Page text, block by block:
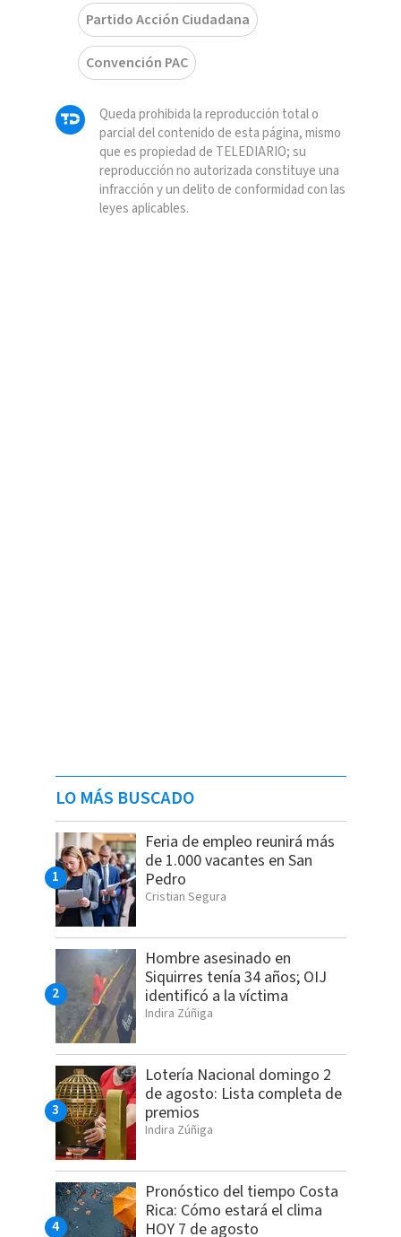
Partido Acción Ciudadana
Convención PAC
Queda prohibida la reproducción total o
parcial del contenido de esta página, mismo
que es propiedad de TELEDIARIO; su
reproducción no autorizada constituye una
infracción y un delito de conformidad con las
leyes aplicables.
LO MÁS BUSCADO
Feria de empleo reunirá más
de 1.000 vacantes en San
Pedro
Cristian Segura
Hombre asesinado en
Siquirres tenía 34 años; OIJ
identificó a la víctima
Indira Zúñiga
Lotería Nacional domingo 2
de agosto: Lista completa de
premios
Indira Zúñiga
Pronóstico del tiempo Costa
Rica: Cómo estará el clima
HOY 7 de agosto